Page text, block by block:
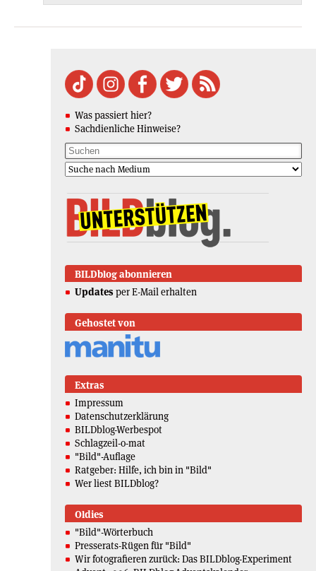
Was passiert hier?
Sachdienliche Hinweise?
BILDblog abonnieren
Updates per E-Mail erhalten
Gehostet von
Extras
Impressum
Datenschutzerklärung
BILDblog-Werbespot
Schlagzeil-o-mat
"Bild"-Auflage
Ratgeber: Hilfe, ich bin in "Bild"
Wer liest BILDblog?
Oldies
"Bild"-Wörterbuch
Presserats-Rügen für "Bild"
Wir fotografieren zurück: Das BILDblog-Experiment